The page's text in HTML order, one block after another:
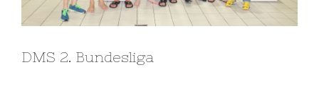
DMS 2. Bundesliga